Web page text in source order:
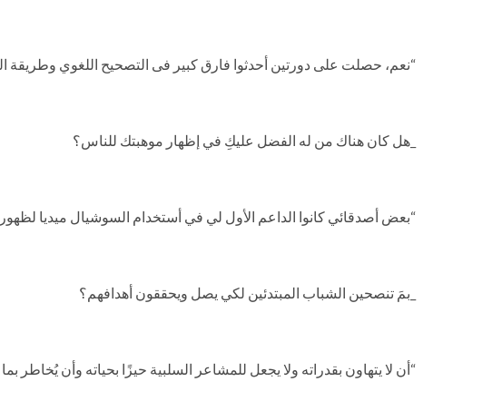
“نعم، حصلت على دورتين أحدثوا فارق كبير فى التصحيح اللغوي وطريقة
_هل كان هناك من له الفضل عليكِ في إظهار موهبتك للناس؟
“بعض أصدقائي كانوا الداعم الأول لي في أستخدام السوشيال ميديا لظهور
_بمَ تنصحين الشباب المبتدئين لكي يصل ويحققون أهدافهم؟
“أن لا يتهاون بقدراته ولا يجعل للمشاعر السلبية حيزًا بحياته وأن يُخاطر